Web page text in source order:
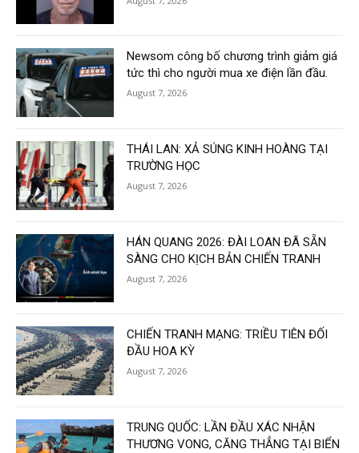
Newsom công bố chương trình giảm giá
tức thì cho người mua xe điện lần đầu.
August 7, 2026
THÁI LAN: XẢ SÚNG KINH HOÀNG TẠI
TRƯỜNG HỌC
August 7, 2026
HÁN QUANG 2026: ĐÀI LOAN ĐÃ SẴN
SÀNG CHO KỊCH BẢN CHIẾN TRANH
August 7, 2026
CHIẾN TRANH MẠNG: TRIỀU TIÊN ĐỐI
ĐẦU HOA KỲ
August 7, 2026
TRUNG QUỐC: LẦN ĐẦU XÁC NHẬN
THƯƠNG VONG, CĂNG THẲNG TẠI BIỂN